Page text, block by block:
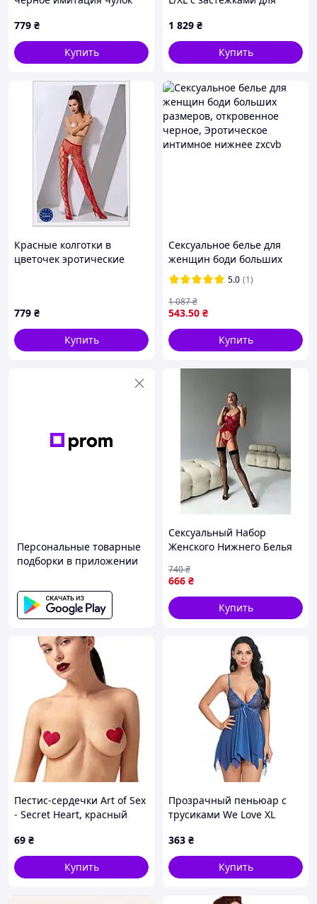
779 ₴
Купить
1 829 ₴
Купить
Красные колготки в
цветочек эротические
779 ₴
Купить
Сексуальное белье для
женщин боди больших
размеров, откровенное
черное, Эротическое
интимное нижнее zxcvb
5.0 (1)
543.50 ₴
1 087₴
Купить
Персональные товарные
подборки в приложении
Сексуальный Набор
Женского Нижнего Белья
Эротический Комплект для
Девушки Красный
666 ₴
740₴
Купить
Пестис-сердечки Art of Sex
- Secret Heart, красный
69 ₴
Купить
Прозрачный пеньюар с
трусиками We Love XL
363 ₴
Купить